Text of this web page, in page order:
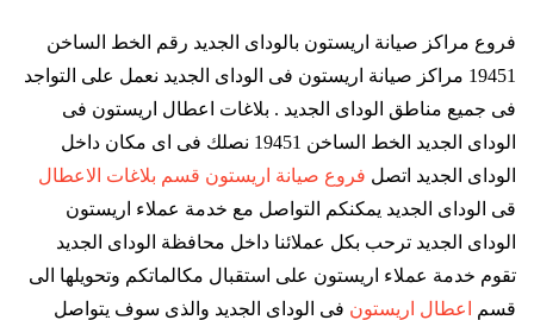
فروع مراكز صيانة اريستون بالوداى الجديد رقم الخط الساخن
19451 مراكز صيانة اريستون فى الوداى الجديد نعمل على التواجد
فى جميع مناطق الوداى الجديد . بلاغات اعطال اريستون فى
الوداى الجديد الخط الساخن 19451 نصلك فى اى مكان داخل
الوداى الجديد اتصل فروع صيانة اريستون قسم بلاغات الاعطال
قى الوداى الجديد يمكنكم التواصل مع خدمة عملاء اريستون
الوداى الجديد ترحب بكل عملائنا داخل محافظة الوداى الجديد
تقوم خدمة عملاء اريستون على استقبال مكالماتكم وتحويلها الى
قسم
اعطال اريستون فى الوداى الجديد والذى سوف يتواصل